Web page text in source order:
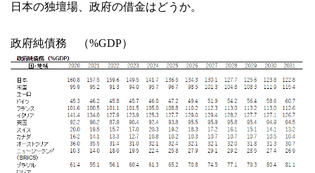
日本の独壇場、政府の借金はどうか。
政府純債務 （%GDP）